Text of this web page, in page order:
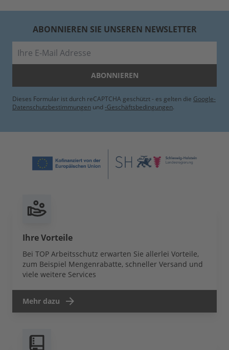
ABONNIEREN SIE UNSEREN NEWSLETTER
ABONNIEREN
Dieses Formular ist durch reCAPTCHA geschützt - es gelten die Google-
Datenschutzbestimmungen und -Geschäftsbedingungen.
Ihre Vorteile
Bei TOP Arbeitsschutz erwarten Sie allerlei Vorteile,
zum Beispiel Mengenrabatte, schneller Versand und
viele weitere Services
Mehr dazu